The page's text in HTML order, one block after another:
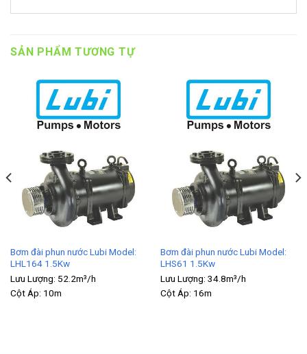
SẢN PHẨM TƯƠNG TỰ
Bơm đài phun nước Lubi Model:
LHL164 1.5Kw
Lưu Lượng: 52.2m³/h
Cột Áp: 10m
Bơm đài phun nước Lubi Model:
LHS61 1.5Kw
Lưu Lượng: 34.8m³/h
Cột Áp: 16m